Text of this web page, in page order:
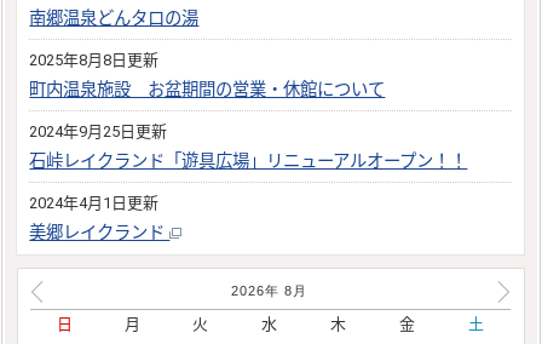
南郷温泉どんタロの湯
2025年8月8日更新
町内温泉施設 お盆期間の営業・休館について
2024年9月25日更新
石峠レイクランド「遊具広場」リニューアルオープン！！
2024年4月1日更新
美郷レイクランド
2026年 8 月
日 月 火 水 木 金
土